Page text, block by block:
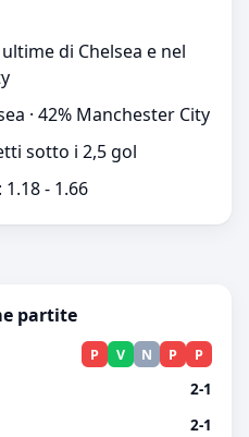
di Chelsea e nel
· 42% Manchester City
sotto i 2,5 gol
- 1.66
partite
P V N P P
2-1
2-1